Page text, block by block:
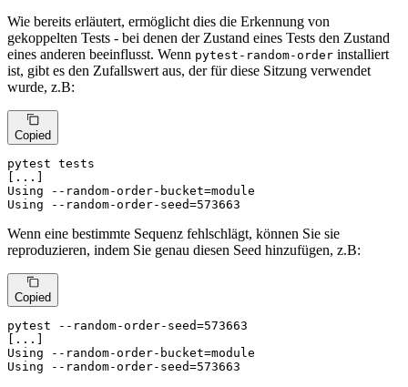
Wie bereits erläutert, ermöglicht dies die Erkennung von
gekoppelten Tests - bei denen der Zustand eines Tests den Zustand
eines anderen beeinflusst. Wenn pytest-random-order installiert
ist, gibt es den Zufallswert aus, der für diese Sitzung verwendet
wurde, z.B:
Copied
pytest tests
[...]
Using --random-order-bucket=module
Using --random-order-seed=573663
Wenn eine bestimmte Sequenz fehlschlägt, können Sie sie
reproduzieren, indem Sie genau diesen Seed hinzufügen, z.B:
Copied
pytest --random-order-seed=573663
[...]
Using --random-order-bucket=module
Using --random-order-seed=573663